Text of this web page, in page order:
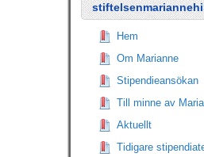
Hem
Om Marianne
Stipendieansökan
Till minne av
Aktuellt
Tidigare